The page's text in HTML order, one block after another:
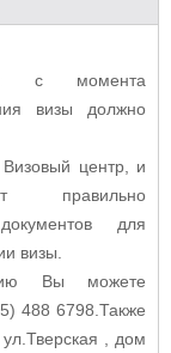
с момента
визы должно
центр, и
правильно
для
визы.
Вы можете
488 6798.Также
, дом